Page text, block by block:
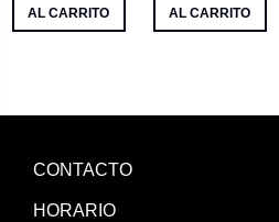
AL CARRITO
AL CARRITO
CONTACTO
HORARIO